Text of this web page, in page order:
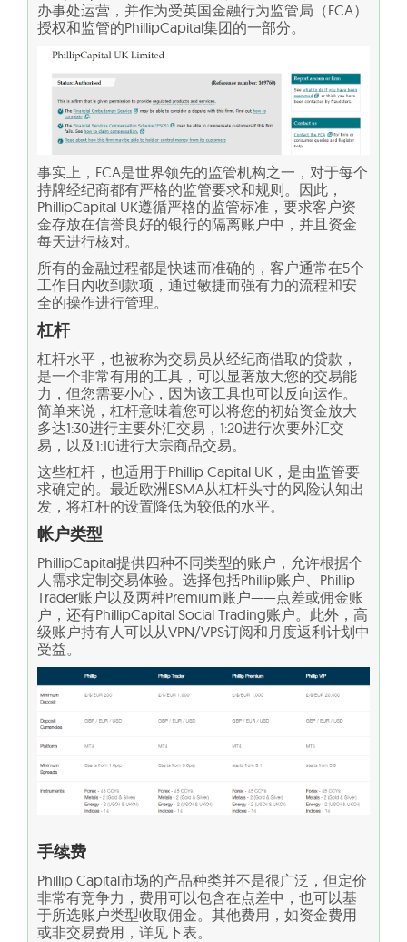
办事处运营，并作为受英国金融行为监管局（FCA）
授权和监管的PhillipCapital集团的一部分。
事实上，FCA是世界领先的监管机构之一，对于每个
持牌经纪商都有严格的监管要求和规则。因此，
PhillipCapital UK遵循严格的监管标准，要求客户资
金存放在信誉良好的银行的隔离账户中，并且资金
每天进行核对。
所有的金融过程都是快速而准确的，客户通常在5个
工作日内收到款项，通过敏捷而强有力的流程和安
全的操作进行管理。
杠杆
杠杆水平，也被称为交易员从经纪商借取的贷款，
是一个非常有用的工具，可以显著放大您的交易能
力，但您需要小心，因为该工具也可以反向运作。
简单来说，杠杆意味着您可以将您的初始资金放大
多达1:30进行主要外汇交易，1:20进行次要外汇交
易，以及1:10进行大宗商品交易。
这些杠杆，也适用于Phillip Capital UK，是由监管要
求确定的。最近欧洲ESMA从杠杆头寸的风险认知出
发，将杠杆的设置降低为较低的水平。
帐户类型
PhillipCapital提供四种不同类型的账户，允许根据个
人需求定制交易体验。选择包括Phillip账户、Phillip
Trader账户以及两种Premium账户——点差或佣金账
户，还有PhillipCapital Social Trading账户。此外，高
级账户持有人可以从VPN/VPS订阅和月度返利计划中
受益。
手续费
Phillip Capital市场的产品种类并不是很广泛，但定价
非常有竞争力，费用可以包含在点差中，也可以基
于所选账户类型收取佣金。其他费用，如资金费用
或非交易费用，详见下表。